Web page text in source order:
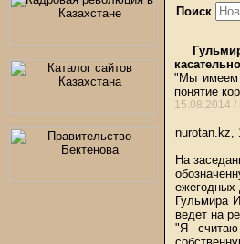
Поиск
"Мы имеем
понятие
15.08.2014 /
nurotan.kz,
На
ежегодных
Гульмира
ведет на
"Я